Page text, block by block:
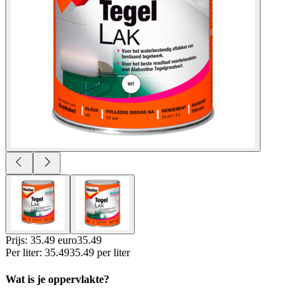
Prijs: 35.49 euro35.49
Per liter: 35.4935.49 per liter
Wat is je oppervlakte?